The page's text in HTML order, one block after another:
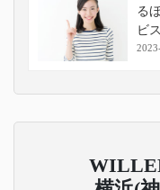
る
ビ